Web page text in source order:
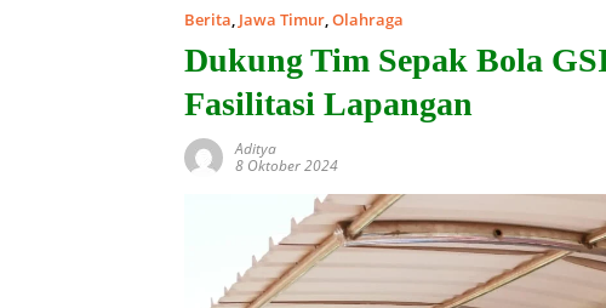
Berita, Jawa Timur,Olahraga
Dukung Tim Sepak Bola
Fasilitasi Lapangan
Aditya
8 Oktober 2024